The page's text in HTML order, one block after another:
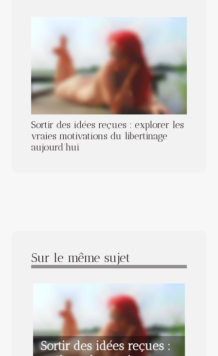
Sortir des idées reçues : explorer les
vraies motivations du libertinage
aujourd’hui
Sur le même sujet
Sortir des idées reçues :